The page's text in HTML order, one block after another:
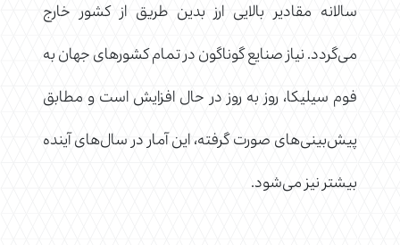
سالانه مقادیر بالایی ارز بدین طریق از کشور خارج
می‌گردد. نیاز صنایع گوناگون در تمام کشورهای جهان به
فوم سیلیکا، روز به روز در حال افزایش است و مطابق
پیش‌بینی‌های صورت گرفته، این آمار در سال‌های آینده
بیشتر نیز می‌شود.